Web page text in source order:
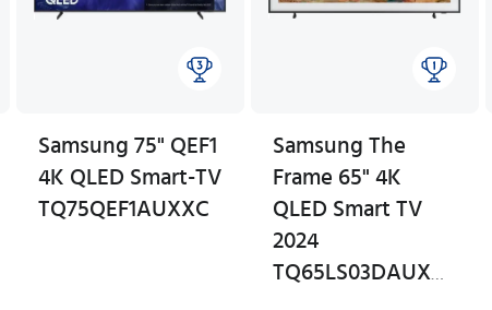
Samsung 75" QEF1
4K QLED Smart-TV
TQ75QEF1AUXXC
Samsung The
Frame 65" 4K
QLED Smart TV
2024
TQ65LS03DAUXXC